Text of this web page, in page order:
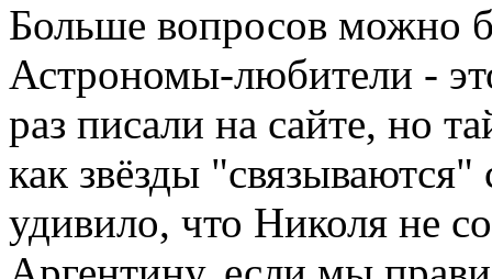
Больше вопросов можно
Астрономы-любители -
раз писали на сайте, но
как звёзды
удивило, что Николя не